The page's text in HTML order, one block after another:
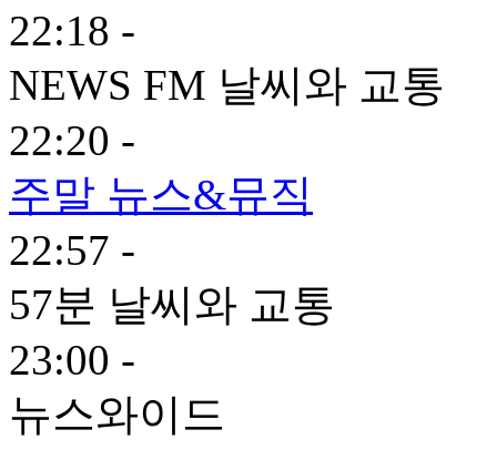
22:18 -
NEWS FM 날씨와 교통
22:20 -
주말 뉴스&뮤직
22:57 -
57분 날씨와 교통
23:00 -
뉴스와이드